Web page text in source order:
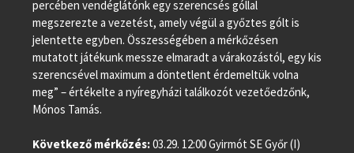
percében vendéglátónk egy szerencsés góllal
megszerezte a vezetést, amely végül a győztes gólt is
jelentette egyben. Összességében a mérkőzésen
mutatott játékunk messze elmaradt a várakozástól, egy kis
szerencsével maximum a döntetlent érdemeltük volna
meg” – értékelte a nyíregyházi találkozót vezetőedzőnk,
Mónos Tamás.
Következő mérkőzés:03.29. 12:00 Gyirmót SE Győr (I)